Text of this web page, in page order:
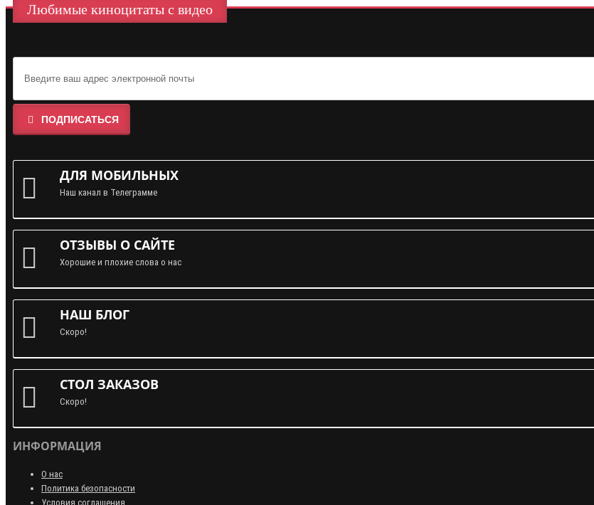
Любимые киноцитаты с видео
ПОДПИСАТЬСЯ
ДЛЯ МОБИЛЬНЫХ
Наш канал в Телеграмме
ОТЗЫВЫ О САЙТЕ
Хорошие и плохие слова о нас
НАШ БЛОГ
Скоро!
СТОЛ ЗАКАЗОВ
Скоро!
ИНФОРМАЦИЯ
О нас
Политика безопасности
Условия соглашения